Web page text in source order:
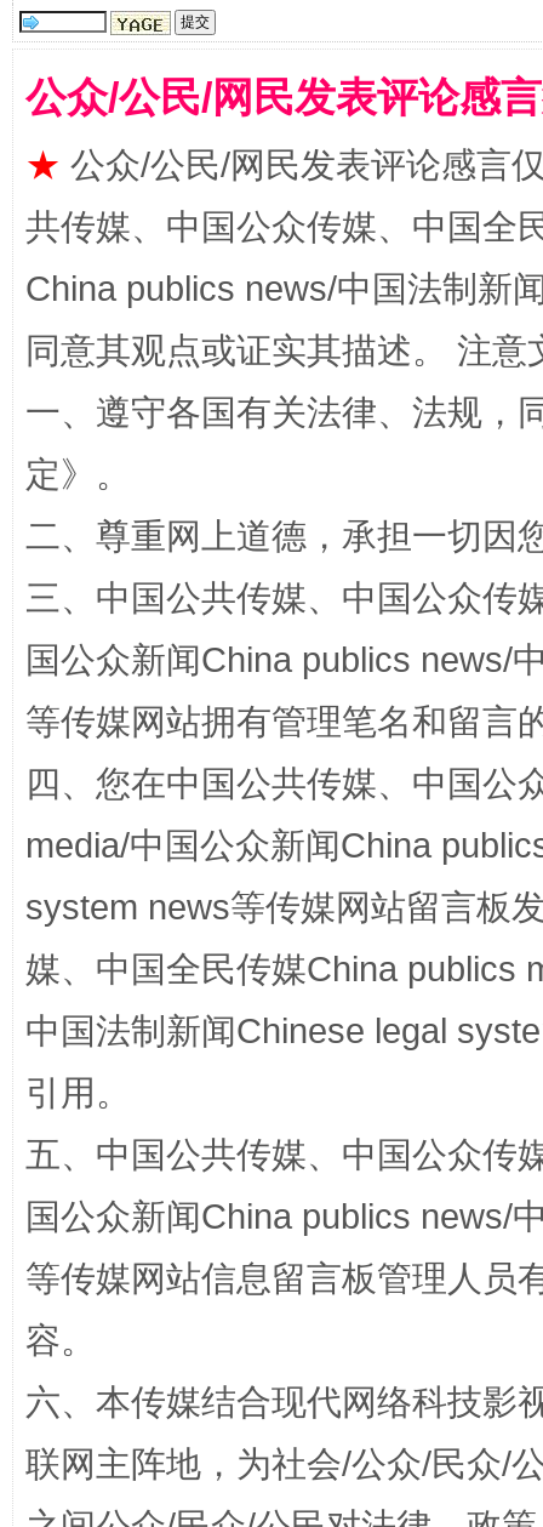
完善运行机制助力责任有效落实 一纸欠
东山县通报“牛蛙产品抗生素超标问题” 法
公众/公民/网民发表评论感
★ 公众/公民/网民发表评论感言
共传媒、中国公众传媒、中国全
China publics news/中国法制新
同意其观点或证实其描述。 注
一、遵守各国有关法律、法规，
定》。
二、尊重网上道德，承担一切因
三、中国公共传媒、中国公众传
国公众新闻China publics news/
等传媒网站拥有管理笔名和留言
四、您在中国公共传媒、中国公
media/中国公众新闻China
system news等传媒网站留言板
媒、中国全民传媒China publics
中国法制新闻Chinese legal
引用。
五、中国公共传媒、中国公众传
国公众新闻China publics news/
等传媒网站信息留言板管理人员
容。
六、本传媒结合现代网络科技影
联网主阵地，为社会/公众/民众/